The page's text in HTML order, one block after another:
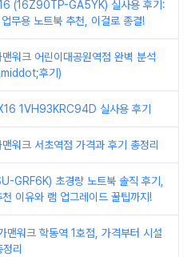
(16Z90TP-GA5YK) 실사용 후기:
무용 노트북 추천, 이걸로 종결!
워크 어린이대공원역점 완벽 분석
후기)
1VH93KRC94D 실사용 후기
워크 서초역점 가격과 후기 총정리
GRF6K) 초경량 노트북 솔직 후기,
이유와 램 업그레이드 꿀팁까지!
맨워크 학동역 1호점, 가격부터 시설
리